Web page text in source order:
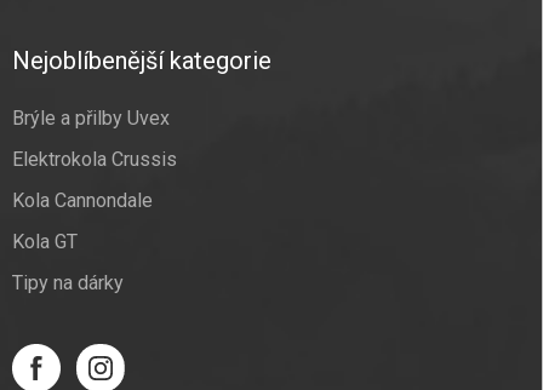
Nejoblíbenější kategorie
Brýle a přilby Uvex
Elektrokola Crussis
Kola Cannondale
Kola GT
Tipy na dárky